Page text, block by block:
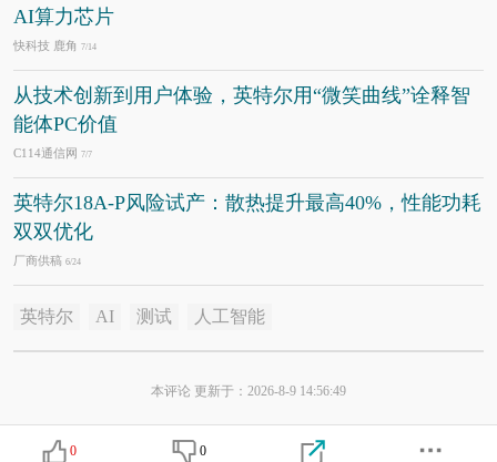
AI算力芯片
快科技 鹿角 7/14
从技术创新到用户体验，英特尔用“微笑曲线”诠释智
能体PC价值
C114通信网 7/7
英特尔18A-P风险试产：散热提升最高40%，性能功耗
双双优化
厂商供稿 6/24
英特尔 AI 测试 人工智能
本评论 更新于：2026-8-9 14:56:49
0 0